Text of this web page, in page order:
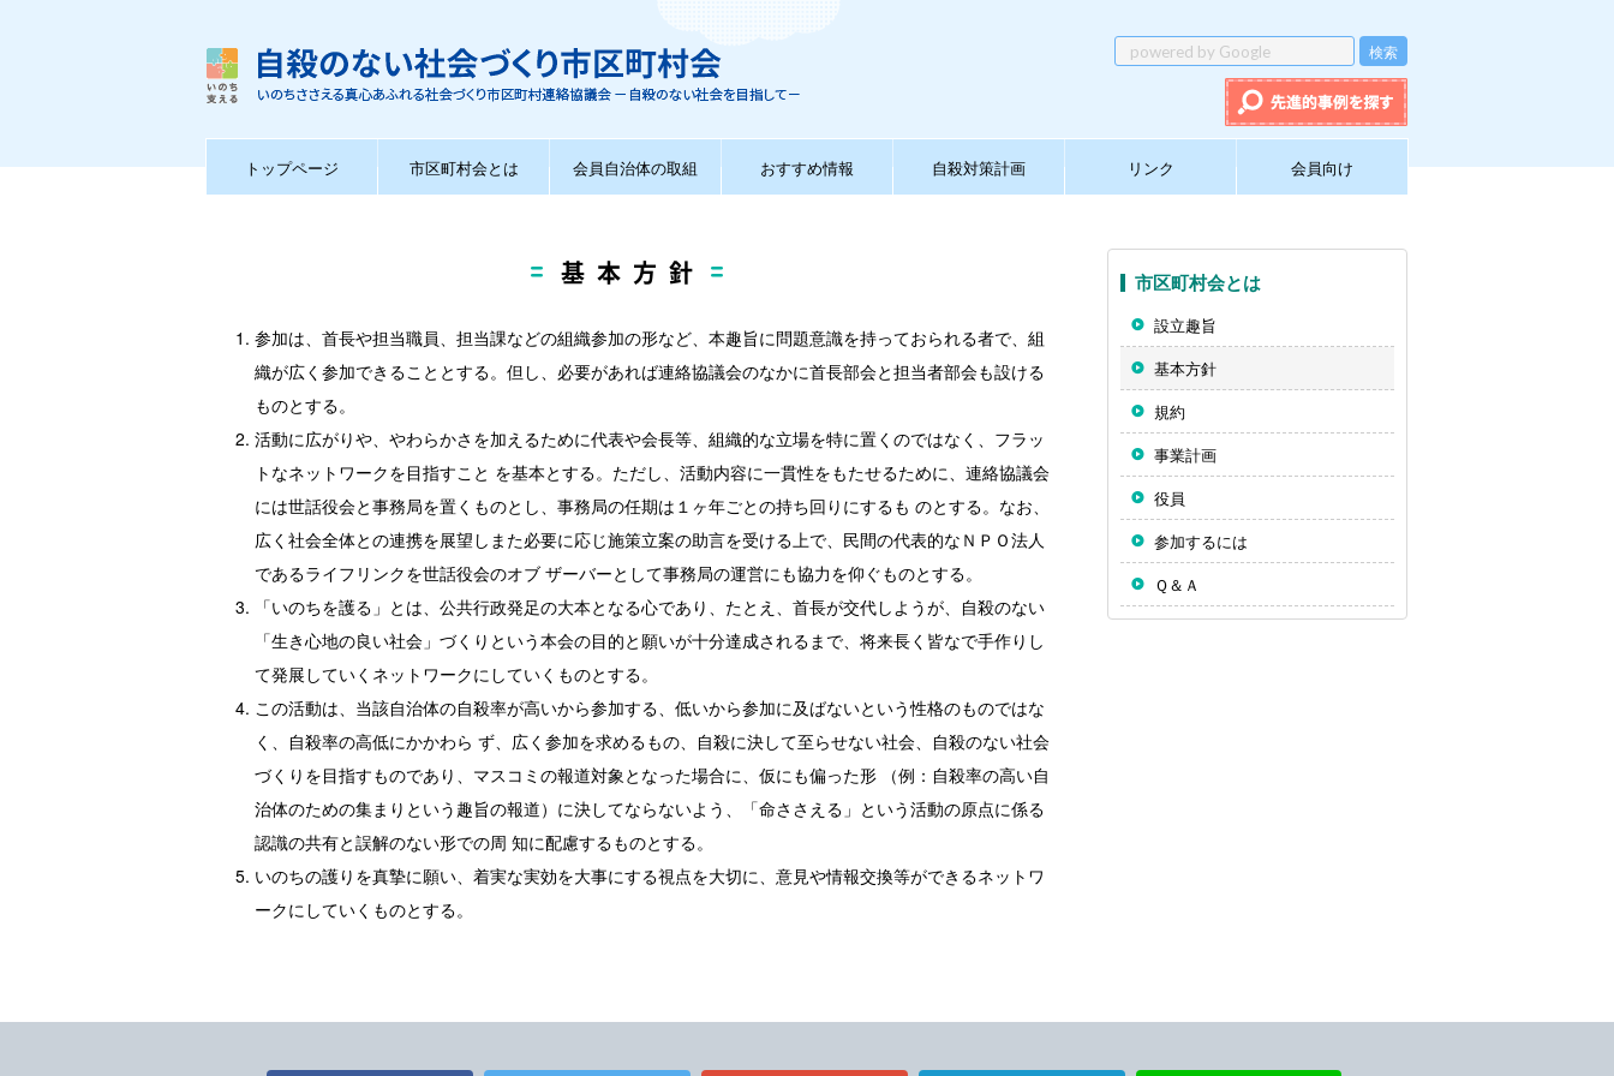
トップページ 市区町村会とは 会員自治体の取組 おすすめ情報 自殺対策計画 リンク 会員向け
基本方針
参加は、首長や担当職員、担当課などの組織参加の形など、本趣旨に問題意識を持っておられる者で、組
織が広く参加できることとする。但し、必要があれば連絡協議会のなかに首長部会と担当者部会も設ける
ものとする。
活動に広がりや、やわらかさを加えるために代表や会長等、組織的な立場を特に置くのではなく、フラッ
トなネットワークを目指すこと を基本とする。ただし、活動内容に一貫性をもたせるために、連絡協議会
には世話役会と事務局を置くものとし、事務局の任期は１ヶ年ごとの持ち回りにするも のとする。なお、
広く社会全体との連携を展望しまた必要に応じ施策立案の助言を受ける上で、民間の代表的なＮＰＯ法人
であるライフリンクを世話役会のオブ ザーバーとして事務局の運営にも協力を仰ぐものとする。
「いのちを護る」とは、公共行政発足の大本となる心であり、たとえ、首長が交代しようが、自殺のない
「生き心地の良い社会」づくりという本会の目的と願いが十分達成されるまで、将来長く皆なで手作りし
て発展していくネットワークにしていくものとする。
この活動は、当該自治体の自殺率が高いから参加する、低いから参加に及ばないという性格のものではな
く、自殺率の高低にかかわら ず、広く参加を求めるもの、自殺に決して至らせない社会、自殺のない社会
づくりを目指すものであり、マスコミの報道対象となった場合に、仮にも偏った形 （例：自殺率の高い自
治体のための集まりという趣旨の報道）に決してならないよう、「命ささえる」という活動の原点に係る
認識の共有と誤解のない形での周 知に配慮するものとする。
いのちの護りを真摯に願い、着実な実効を大事にする視点を大切に、意見や情報交換等ができるネットワ
ークにしていくものとする。
市区町村会とは
設立趣旨
基本方針
規約
事業計画
役員
参加するには
Ｑ＆Ａ